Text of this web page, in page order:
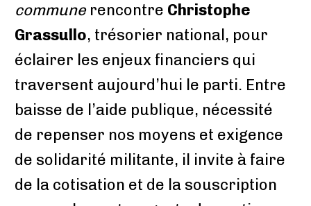
communerencontre Christophe
Grassullo, trésorier national, pour
éclairer les enjeux financiers qui
traversent aujourd’hui le parti. Entre
baisse de l’aide publique, nécessité
de repenser nos moyens et exigence
de solidarité militante, il invite à faire
de la cotisation et de la souscription